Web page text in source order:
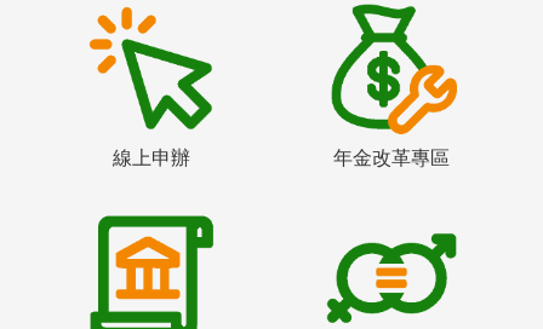
線上申辦 年金改革專區